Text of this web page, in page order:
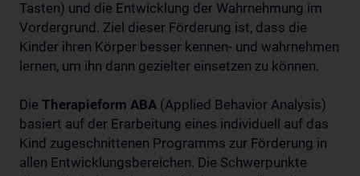
Tasten) und die Entwicklung der Wahrnehmung im
Vordergrund. Ziel dieser Förderung ist, dass die
Kinder ihren Körper besser kennen- und wahrnehmen
lernen, um ihn dann gezielter einsetzen zu können.
Die Therapieform ABA (Applied Behavior Analysis)
basiert auf der Erarbeitung eines individuell auf das
Kind zugeschnittenen Programms zur Förderung in
allen Entwicklungsbereichen. Die Schwerpunkte